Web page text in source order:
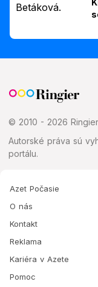
© 2010 - 2026
Autorské práva sú
portálu.
Azet Počasie
O nás
Kontakt
Reklama
Kariéra v Azete
Pomoc